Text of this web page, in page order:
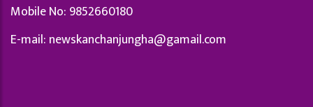
Mobile No: 9852660180
E-mail: newskanchanjungha@gamail.com